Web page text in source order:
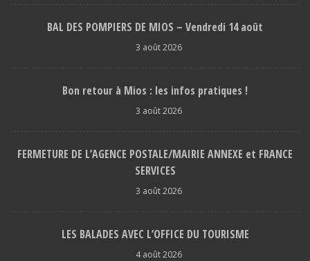
BAL DES POMPIERS DE MIOS – Vendredi 14 août
3 août 2026
Bon retour à Mios : les infos pratiques !
3 août 2026
FERMETURE DE L’AGENCE POSTALE/MAIRIE ANNEXE et FRANCE
SERVICES
3 août 2026
LES BALADES AVEC L’OFFICE DU TOURISME
4 août 2026